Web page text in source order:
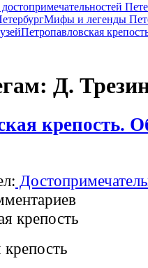
Мифы и легенды
Петропавловская
Д.
крепость.
крепость